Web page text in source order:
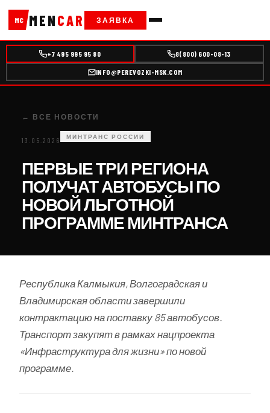
MC MENCAR ЗАЯВКА
+7 495 995 95 80 8(800) 600-08-13
INFO@PEREVOZKI-MSK.COM
← ВСЕ НОВОСТИ
13.05.2026 МИНТРАНС РОССИИ
ПЕРВЫЕ ТРИ РЕГИОНА
ПОЛУЧАТ АВТОБУСЫ ПО
НОВОЙ ЛЬГОТНОЙ
ПРОГРАММЕ МИНТРАНСА
Республика Калмыкия, Волгоградская и
Владимирская области завершили
контрактацию на поставку 85 автобусов.
Транспорт закупят в рамках нацпроекта
«Инфраструктура для жизни» по новой
программе.